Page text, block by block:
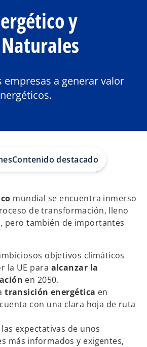
y
empresas a generar valor
Contenido destacado
mundial se encuentra inmerso
de transformación, lleno
pero también de importantes
objetivos climáticos
la UE para alcanzar la
en 2050.
transición energética en
con una clara hoja de ruta
expectativas de unos
más informados y exigentes,